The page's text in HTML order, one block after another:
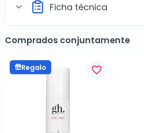
expand_more Ficha técnica
Comprados conjuntamente
Regalo favorite_border